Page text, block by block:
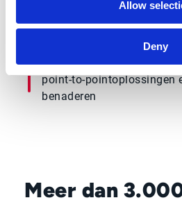
Allow
Deny
efficiëntie stimuleren
Esker’s AI Automation
point-to-pointoplossingen
benaderen
Meer dan